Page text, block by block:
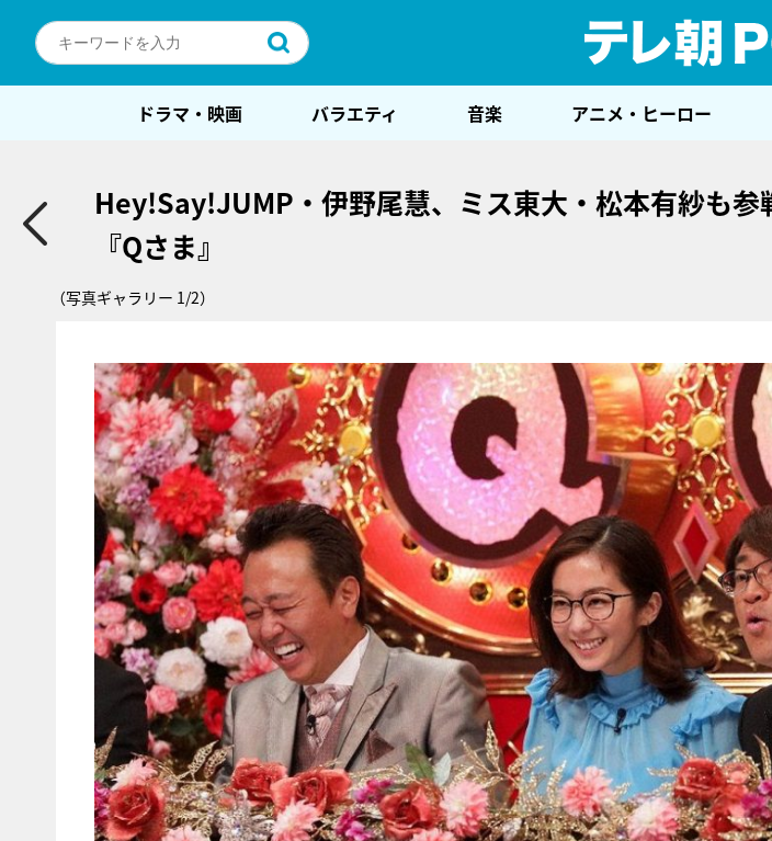
ドラマ・映画 バラエティ 音楽 アニメ・ヒーロー
Hey!Say!JUMP・伊野尾慧、ミス東大・松本有紗も
『Qさま』
（写真ギャラリー 1/2）